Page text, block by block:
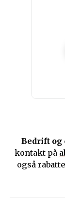
Bedrift og
kontakt på
også